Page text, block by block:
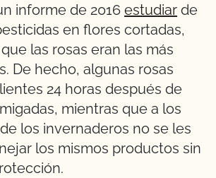
informe de 2016 estudiar de
en flores cortadas,
las rosas eran las más
De hecho, algunas rosas
24 horas después de
mientras que a los
los invernaderos no se les
los mismos productos sin